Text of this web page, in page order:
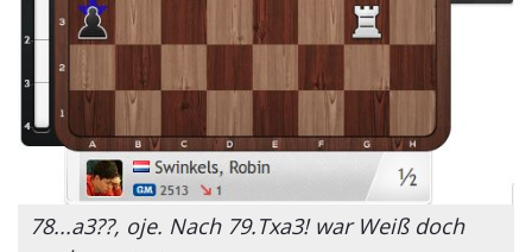
78...a3??, oje. Nach 79.Txa3! war Weiß doch